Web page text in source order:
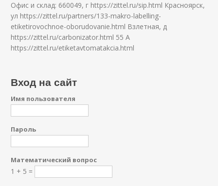
Офис и склад: 660049, г https://zittel.ru/sip.html Красноярск,
ул https://zittel.ru/partners/133-makro-labelling-
etiketirovochnoe-oborudovanie.html Взлетная, д
https://zittel.ru/carbonizator.html 55 А
https://zittel.ru/etiketavtomatakcia.html
Вход на сайт
Имя пользователя
Пароль
Математический вопрос
1 + 5 =